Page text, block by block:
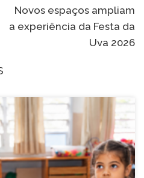
Novos espaços ampliam
a experiência da Festa da
Uva 2026